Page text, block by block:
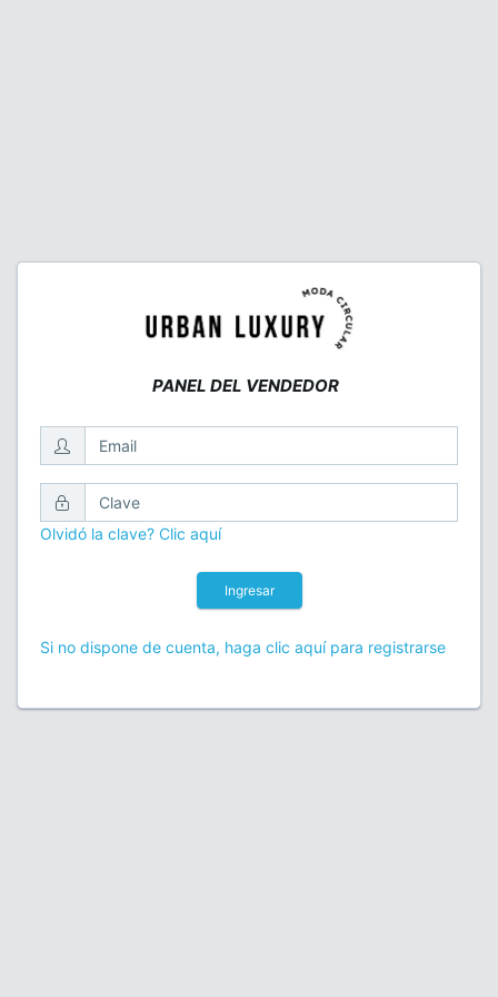
PANEL DEL VENDEDOR
Olvidó la clave? Clic aquí
Ingresar
Si no dispone de cuenta, haga clic aquí para registrarse